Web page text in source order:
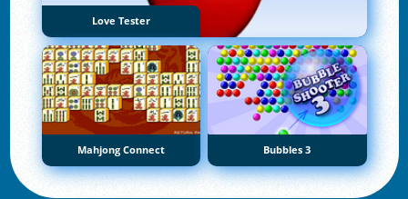
Love Tester
Mahjong Connect Bubbles 3